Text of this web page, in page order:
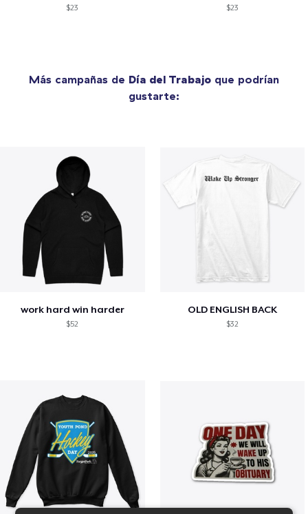
$23 $23
Más campañas de Día del Trabajo que podrían
gustarte:
work hard win harder
$52
OLD ENGLISH BACK
$32